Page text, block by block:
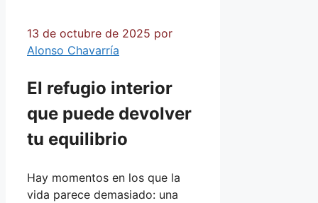
13 de octubre de 2025 por
Alonso Chavarría
El refugio interior
que puede devolver
tu equilibrio
Hay momentos en los que la
vida parece demasiado: una